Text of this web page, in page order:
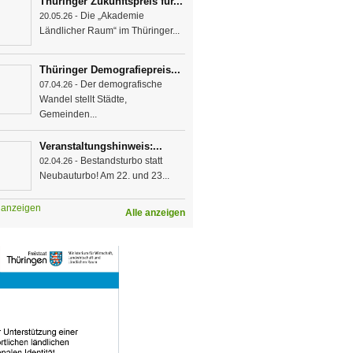
20.05.26 - Die „Akademie
Ländlicher Raum“ im Thüringer...
Thüringer Demografiepreis...
07.04.26 - Der demografische
Wandel stellt Städte,
Gemeinden...
Veranstaltungshinweis:...
02.04.26 - Bestandsturbo statt
Neubauturbo! Am 22. und 23...
Alle anzeigen